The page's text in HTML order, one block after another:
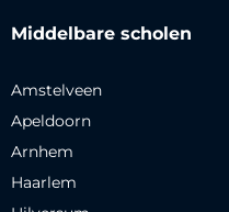
Middelbare scholen
Amstelveen
Apeldoorn
Arnhem
Haarlem